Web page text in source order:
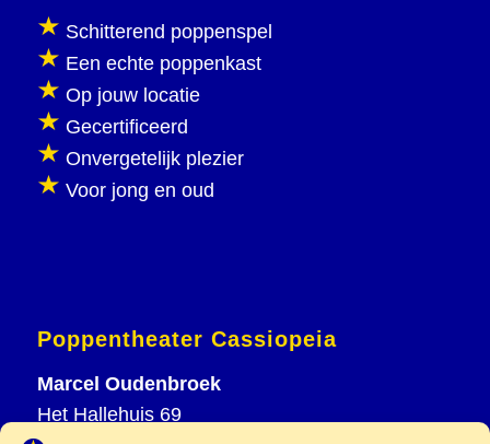
Schitterend poppenspel
Een echte poppenkast
Op jouw locatie
Gecertificeerd
Onvergetelijk plezier
Voor jong en oud
Poppentheater Cassiopeia
Marcel Oudenbroek
Het Hallehuis 69